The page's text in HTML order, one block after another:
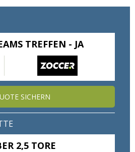
Vergleich 2026
Neue Wettanbieter
Sportwetten Apps
Wett Tipps für Heute
TREFFEN - JA
SICHERN
2,5 TORE